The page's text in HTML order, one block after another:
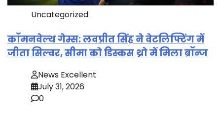
Uncategorized
कॉमनवेल्थ गेम्स: लवप्रीत सिंह ने वेटलिफ्टिंग में
जीता सिल्वर, सीमा को डिस्कस थ्रो में मिला ब्रॉन्ज
News Excellent
July 31, 2026
0